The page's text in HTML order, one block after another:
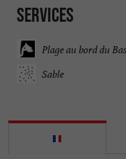
Services
Plage au bord du
Sable